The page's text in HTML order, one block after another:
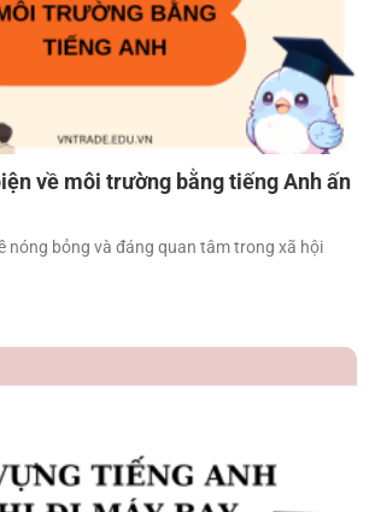
về môi trường bằng tiếng Anh ấn
nóng bỏng và đáng quan tâm trong xã hội